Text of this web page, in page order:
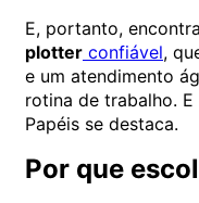
E, portanto,
plotter confiável,
e um atendimento
rotina de trabalho.
Papéis se destaca.
Por que